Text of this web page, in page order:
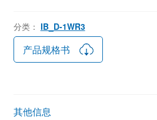
分类： IB_D-1WR3
产品规格书
其他信息